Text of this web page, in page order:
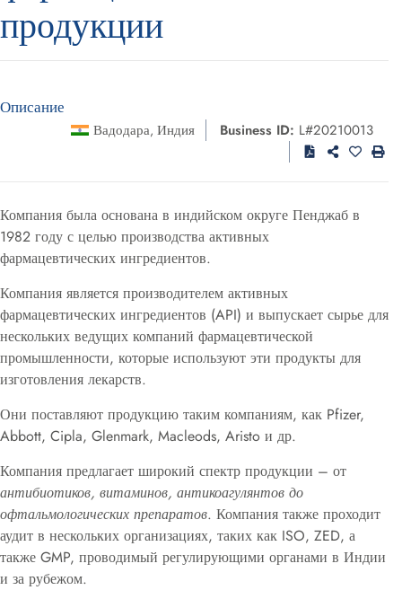
продукции
Описание
Вадодара, Индия Business ID: L#20210013
Компания была основана в индийском округе Пенджаб в
1982 году с целью производства активных
фармацевтических ингредиентов.
Компания является производителем активных
фармацевтических ингредиентов (API) и выпускает сырье для
нескольких ведущих компаний фармацевтической
промышленности, которые используют эти продукты для
изготовления лекарств.
Они поставляют продукцию таким компаниям, как Pfizer,
Abbott, Cipla, Glenmark, Macleods, Aristo и др.
Компания предлагает широкий спектр продукции – от
антибиотиков, витаминов, антикоагулянтов до
офтальмологических препаратов. Компания также проходит
аудит в нескольких организациях, таких как ISO, ZED, а
также GMP, проводимый регулирующими органами в Индии
и за рубежом.